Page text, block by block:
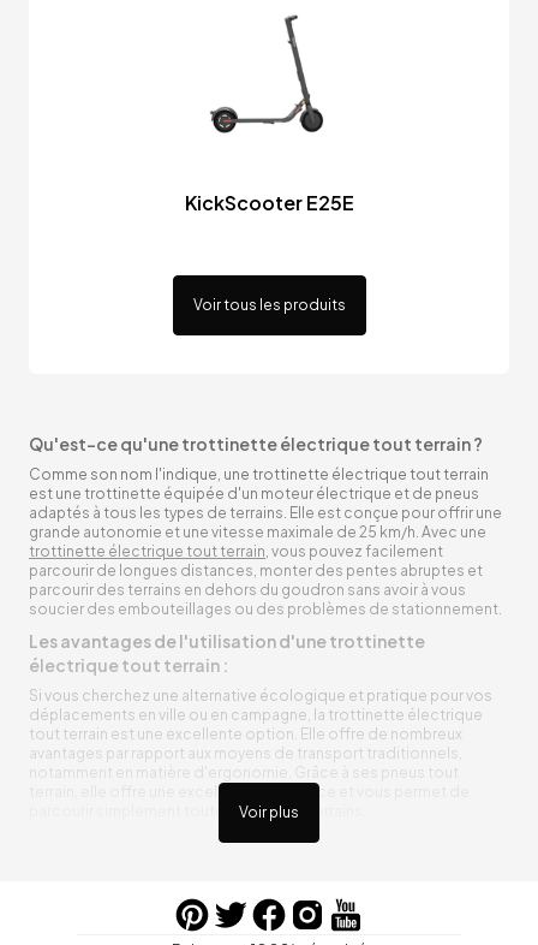
KickScooter E25E
Voir tous les produits
Voir plus
Qu'est-ce qu'une trottinette électrique tout terrain ?
Comme son nom l'indique, une trottinette électrique tout terrain
est une trottinette équipée d'un moteur électrique et de pneus
adaptés à tous les types de terrains. Elle est conçue pour offrir une
grande autonomie et une vitesse maximale de 25 km/h. Avec une
trottinette électrique tout terrain, vous pouvez facilement
parcourir de longues distances, monter des pentes abruptes et
parcourir des terrains en dehors du goudron sans avoir à vous
soucier des embouteillages ou des problèmes de stationnement.
Les avantages de l'utilisation d'une trottinette
électrique tout terrain :
Si vous cherchez une alternative écologique et pratique pour vos
déplacements en ville ou en campagne, la trottinette électrique
tout terrain est une excellente option. Elle offre de nombreux
avantages par rapport aux moyens de transport traditionnels,
notamment en matière d'ergonomie. Grâce à ses pneus tout
terrain, elle offre une excellente adhérence et vous permet de
parcourir simplement toutes sortes de terrains.
Trottinette électrique tout terrain ergonomique
entre vos trajets, vous n’aurez pas à vous soucier de l’état de sa
batterie. De plus, elle est équipée de pneus résistants qui peuvent